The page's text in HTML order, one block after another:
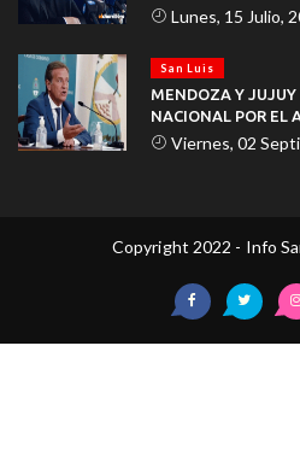
DOCUMENTACIÓN
Lunes, 15 Julio,
San Luis
MENDOZA Y JUJUY
NACIONAL POR EL
KIRCHNER
Viernes, 02
Copyright 2022 - Info